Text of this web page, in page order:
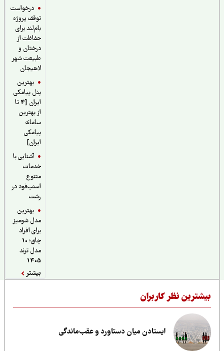
درخواست
توقف پروژه
بام‌لند برای
حفاظت از
درختان و
طبیعت شهر
لاهیجان
بهترین
پنل پیامکی
ایران [4 تا
از بهترین
سامانه
پیامکی
آشنایی با
خدمات
اسنپ‌فود در
بهترین
مدل شومیز
برای افراد
چاق؛ 10
مدل ترند
نظر کاربران
ایستادن میان دستاورد و عقب‌ماندگی